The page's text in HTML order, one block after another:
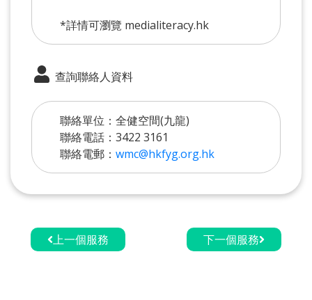
*詳情可瀏覽 medialiteracy.hk
查詢聯絡人資料
聯絡單位：全健空間(九龍)
聯絡電話：3422 3161
聯絡電郵： wmc@hkfyg.org.hk
上一個服務 下一個服務